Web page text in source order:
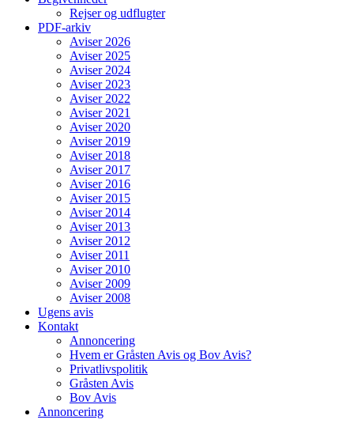
Rejser og udflugter
PDF-arkiv
Aviser 2026
Aviser 2025
Aviser 2024
Aviser 2023
Aviser 2022
Aviser 2021
Aviser 2020
Aviser 2019
Aviser 2018
Aviser 2017
Aviser 2016
Aviser 2015
Aviser 2014
Aviser 2013
Aviser 2012
Aviser 2011
Aviser 2010
Aviser 2009
Aviser 2008
Ugens avis
Kontakt
Annoncering
Hvem er Gråsten Avis og Bov Avis?
Privatlivspolitik
Gråsten Avis
Bov Avis
Annoncering